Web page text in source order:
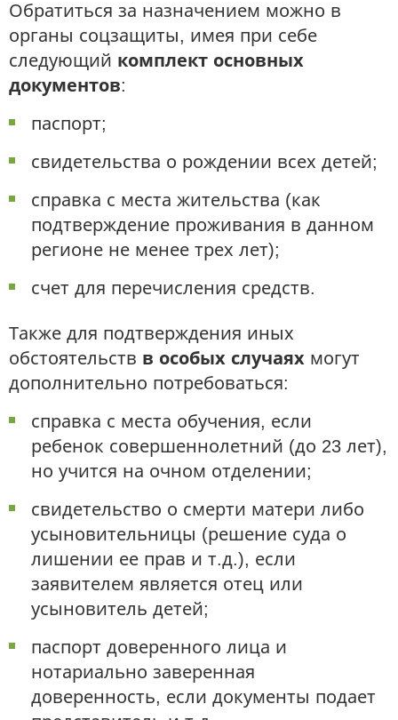
Обратиться за назначением можно в
органы соцзащиты, имея при себе
следующий комплект основных
документов:
паспорт;
свидетельства о рождении всех детей;
справка с места жительства (как
подтверждение проживания в данном
регионе не менее трех лет);
счет для перечисления средств.
Также для подтверждения иных
обстоятельств в особых случаях могут
дополнительно потребоваться:
справка с места обучения, если
ребенок совершеннолетний (до 23 лет),
но учится на очном отделении;
свидетельство о смерти матери либо
усыновительницы (решение суда о
лишении ее прав и т.д.), если
заявителем является отец или
усыновитель детей;
паспорт доверенного лица и
нотариально заверенная
доверенность, если документы подает